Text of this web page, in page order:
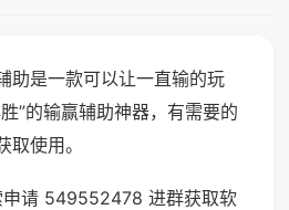
助是一款可以让一直输的玩
”的输赢辅助神器，有需要的
使用。
申请 549552478 进群获取软